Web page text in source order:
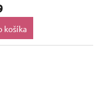
košíka